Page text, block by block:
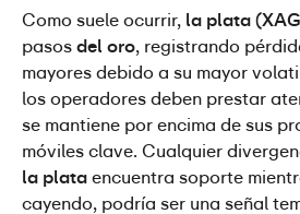
Como suele ocurrir, la plata
pasos del oro, registrando
mayores debido a su mayor
los operadores deben prestar
se mantiene por encima de sus
la plata encuentra soporte
cayendo, podría ser una señal